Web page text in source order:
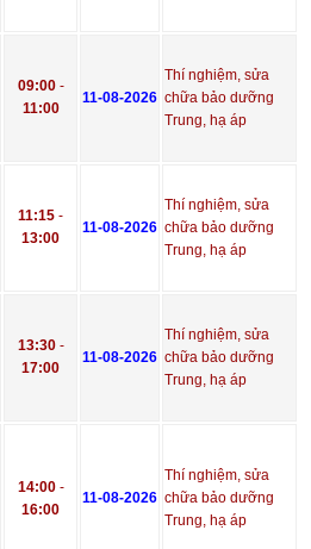
09:00-
11:00
11-08-2026
Thí nghiệm, sửa
chữa bảo dưỡng
Trung, hạ áp
11:15 -
13:00
11-08-2026
Thí nghiệm, sửa
chữa bảo dưỡng
Trung, hạ áp
13:30-
17:00
11-08-2026
Thí nghiệm, sửa
chữa bảo dưỡng
Trung, hạ áp
14:00-
16:00
11-08-2026
Thí nghiệm, sửa
chữa bảo dưỡng
Trung, hạ áp